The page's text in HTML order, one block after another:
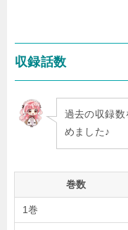
収録話数
過去の収録数
めました♪
巻数
1巻